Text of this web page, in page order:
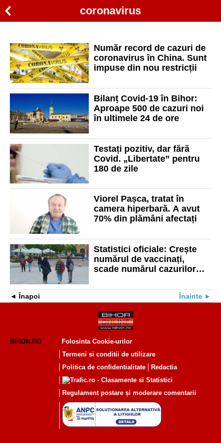
coronavirus
Număr record de cazuri de
coronavirus în China. Sunt
impuse din nou restricții
Bilanț Covid-19 în Bihor:
Aproape 500 de cazuri noi
în ultimele 24 de ore
Testați pozitiv, dar fără
Covid. „Libertate” pentru
180 de zile
Viorel Pașca, tratat în
camera hiperbară. A avut
70% din plămâni afectați
Statistici oficiale: Crește
numărul de vaccinați,
scade numărul cazurilor
Înapoi Înainte
BIHON.RO
Folosinta Cookie-urilor
Termeni si conditii de utilizare
Politica de confidentialitate
Redactia
Regulament postare și moderare comentarii